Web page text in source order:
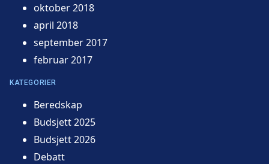
oktober 2018
april 2018
september 2017
februar 2017
KATEGORIER
Beredskap
Budsjett 2025
Budsjett 2026
Debatt